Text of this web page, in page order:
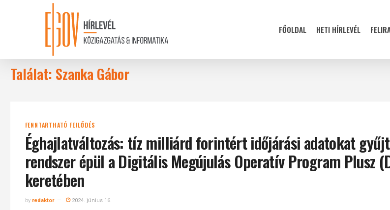
FŐOLDAL HETI HÍRLEVÉL
Találat: Szanka Gábor
FENNTARTHATÓ FEJLŐDÉS
Éghajlatváltozás: tíz milliárd forintért időjárási adatokat
rendszer épül a Digitális Megújulás Operatív Program Plusz
keretében
by redaktor 2024. június 16.